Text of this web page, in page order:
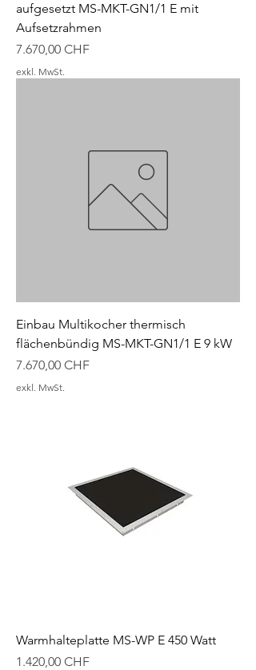
aufgesetzt MS-MKT-GN1/1 E mit
Aufsetzrahmen
Preis
7.670,00 CHF
exkl. MwSt.
Einbau Multikocher thermisch
flächenbündig MS-MKT-GN1/1 E 9 kW
Preis
7.670,00 CHF
exkl. MwSt.
Warmhalteplatte MS-WP E 450 Watt
Preis
1.420,00 CHF